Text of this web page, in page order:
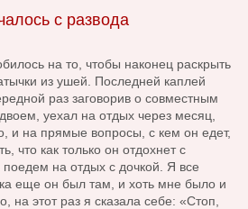
с развода
на то, чтобы наконец раскрыть
из ушей. Последней каплей
раз заговорив о совместным
уехал на отдых через месяц,
и на прямые вопросы, с кем он едет,
что как только он отдохнет с
на отдых с дочкой. Я все
еще он был там, и хоть мне было и
на этот раз я сказала себе: «Стоп,